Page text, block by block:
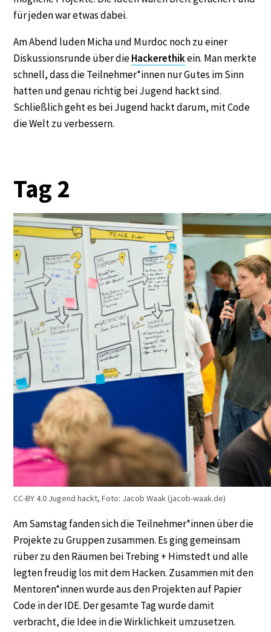
für jeden war etwas dabei.
Am Abend luden Micha und Murdoc noch zu einer
Diskussionsrunde über dieHackerethikein. Man merkte
schnell, dass die Teilnehmer*innen nur Gutes im Sinn
hatten und genau richtig bei Jugend hackt sind.
Schließlich geht es bei Jugend hackt darum, mit Code
die Welt zu verbessern.
Tag 2
CC-BY 4.0 Jugend hackt, Foto: Jacob Waak (jacob-waak.de)
Am Samstag fanden sich die Teilnehmer*innen über die
Projekte zu Gruppen zusammen. Es ging gemeinsam
rüber zu den Räumen bei Trebing + Himstedt und alle
legten freudig los mit dem Hacken. Zusammen mit den
Mentoren*innen wurde aus den Projekten auf Papier
Code in der IDE. Der gesamte Tag wurde damit
verbracht, die Idee in die Wirklichkeit umzusetzen.